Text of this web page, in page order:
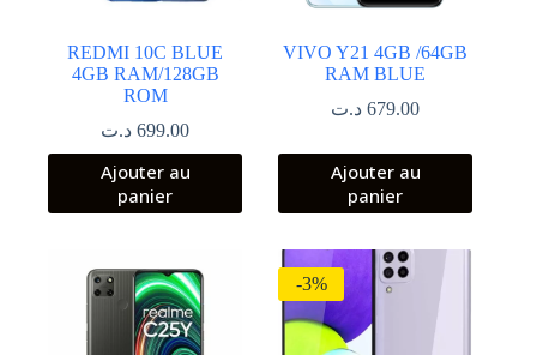
REDMI 10C BLUE
4GB RAM/128GB
ROM
699.00 د.ت
Ajouter au
panier
VIVO Y21 4GB /64GB
RAM BLUE
679.00 د.ت
Ajouter au
panier
-3%